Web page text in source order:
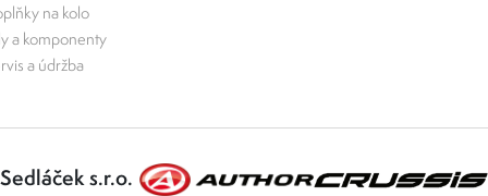
na kolo
a komponenty
a údržba
Sedláček s.r.o.